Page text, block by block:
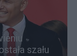
szału